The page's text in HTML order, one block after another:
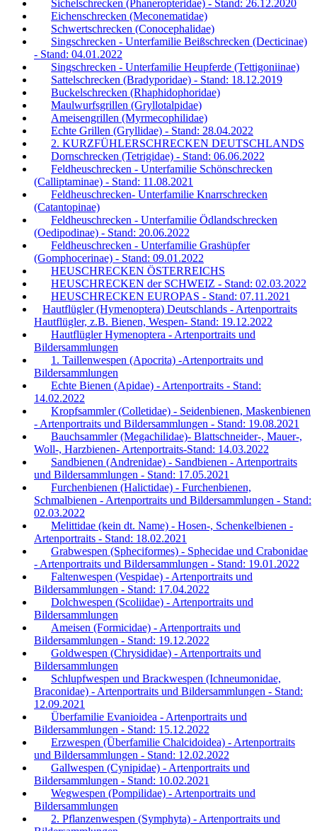
Sichelschrecken (Phaneropteridae) - Stand: 26.12.2020
Eichenschrecken (Meconematidae)
Schwertschrecken (Conocephalidae)
Singschrecken - Unterfamilie Beißschrecken (Decticinae)
- Stand: 04.01.2022
Singschrecken - Unterfamilie Heupferde (Tettigoniinae)
Sattelschrecken (Bradyporidae) - Stand: 18.12.2019
Buckelschrecken (Rhaphidophoridae)
Maulwurfsgrillen (Gryllotalpidae)
Ameisengrillen (Myrmecophilidae)
Echte Grillen (Gryllidae) - Stand: 28.04.2022
2. KURZFÜHLERSCHRECKEN DEUTSCHLANDS
Dornschrecken (Tetrigidae) - Stand: 06.06.2022
Feldheuschrecken - Unterfamilie Schönschrecken
(Calliptaminae) - Stand: 11.08.2021
Feldheuschrecken- Unterfamilie Knarrschrecken
(Catantopinae)
Feldheuschrecken - Unterfamilie Ödlandschrecken
(Oedipodinae) - Stand: 20.06.2022
Feldheuschrecken - Unterfamilie Grashüpfer
(Gomphocerinae) - Stand: 09.01.2022
HEUSCHRECKEN ÖSTERREICHS
HEUSCHRECKEN der SCHWEIZ - Stand: 02.03.2022
HEUSCHRECKEN EUROPAS - Stand: 07.11.2021
Hautflügler (Hymenoptera) Deutschlands - Artenportraits
Hautflügler, z.B. Bienen, Wespen- Stand: 19.12.2022
Hautflügler Hymenoptera - Artenportraits und
Bildersammlungen
1. Taillenwespen (Apocrita) -Artenportraits und
Bildersammlungen
Echte Bienen (Apidae) - Artenportraits - Stand:
14.02.2022
Kropfsammler (Colletidae) - Seidenbienen, Maskenbienen
- Artenportraits und Bildersammlungen - Stand: 19.08.2021
Bauchsammler (Megachilidae)- Blattschneider-, Mauer-,
Woll-, Harzbienen- Artenportraits-Stand: 14.03.2022
Sandbienen (Andrenidae) - Sandbienen - Artenportraits
und Bildersammlungen - Stand: 17.05.2021
Furchenbienen (Halictidae) - Furchenbienen,
Schmalbienen - Artenportraits und Bildersammlungen - Stand:
02.03.2022
Melittidae (kein dt. Name) - Hosen-, Schenkelbienen -
Artenportraits - Stand: 18.02.2021
Grabwespen (Spheciformes) - Sphecidae und Crabonidae
- Artenportraits und Bildersammlungen - Stand: 19.01.2022
Faltenwespen (Vespidae) - Artenportraits und
Bildersammlungen - Stand: 17.04.2022
Dolchwespen (Scoliidae) - Artenportraits und
Bildersammlungen
Ameisen (Formicidae) - Artenportraits und
Bildersammlungen - Stand: 19.12.2022
Goldwespen (Chrysididae) - Artenportraits und
Bildersammlungen
Schlupfwespen und Brackwespen (Ichneumonidae,
Braconidae) - Artenportraits und Bildersammlungen - Stand:
12.09.2021
Überfamilie Evanioidea - Artenportraits und
Bildersammlungen - Stand: 15.12.2022
Erzwespen (Überfamilie Chalcidoidea) - Artenportraits
und Bildersammlungen - Stand: 12.02.2022
Gallwespen (Cynipidae) - Artenportraits und
Bildersammlungen - Stand: 10.02.2021
Wegwespen (Pompilidae) - Artenportraits und
Bildersammlungen
2. Pflanzenwespen (Symphyta) - Artenportraits und